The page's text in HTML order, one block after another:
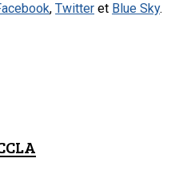
,Twitter et Blue Sky.